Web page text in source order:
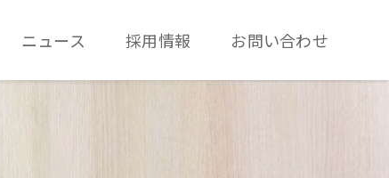
ニュース 採用情報 お問い合わせ